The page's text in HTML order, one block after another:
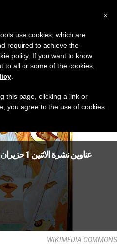
2026
WIKIMEDIA COMMONS
x
use cookies, which are
required to achieve the
policy. If you want to know
to all or some of the cookies,
this page, clicking a link or
you agree to the use of cookies.